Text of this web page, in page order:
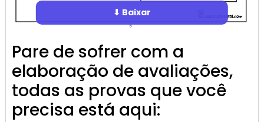
⬇ Baixar
Pare de sofrer com a
elaboração de avaliações,
todas as provas que você
precisa está aqui: